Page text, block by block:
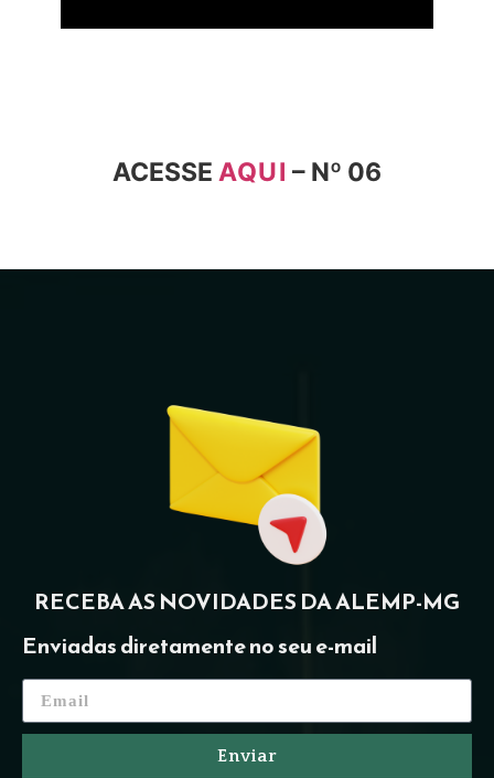
ACESSE AQUI – Nº 06
RECEBA AS NOVIDADES DA ALEMP-MG
Enviadas diretamente no seu e-mail
Enviar